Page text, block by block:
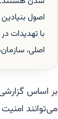
اصول
با تهدیدات
اصلی،
بر اساس
می‌توانند